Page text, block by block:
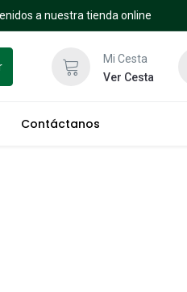
a nuestra tienda online
Mi Cesta
Ver Cesta
Contáctanos